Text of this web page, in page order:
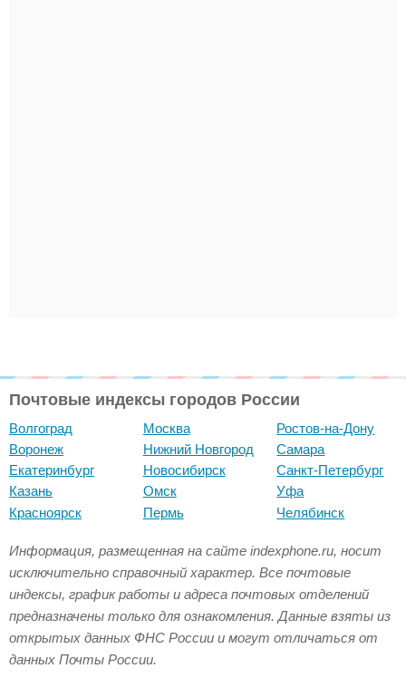
Почтовые индексы городов России
Волгоград
Воронеж
Екатеринбург
Казань
Красноярск
Москва
Нижний Новгород
Новосибирск
Омск
Пермь
Ростов-на-Дону
Самара
Санкт-Петербург
Уфа
Челябинск
Информация, размещенная на сайте indexphone.ru, носит
исключительно справочный характер. Все почтовые
индексы, график работы и адреса почтовых отделений
предназначены только для ознакомления. Данные взяты из
открытых данных ФНС России и могут отличаться от
данных Почты России.